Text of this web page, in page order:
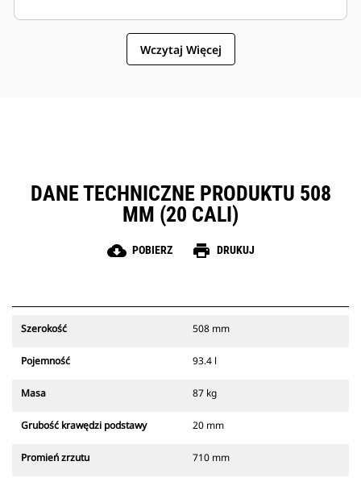
Wczytaj Więcej
DANE TECHNICZNE PRODUKTU 508
MM (20 CALI)
cloud_download POBIERZ print DRUKUJ
Szerokość 508 mm
Pojemność 93.4 l
Masa 87 kg
Grubość krawędzi podstawy 20 mm
Promień zrzutu 710 mm